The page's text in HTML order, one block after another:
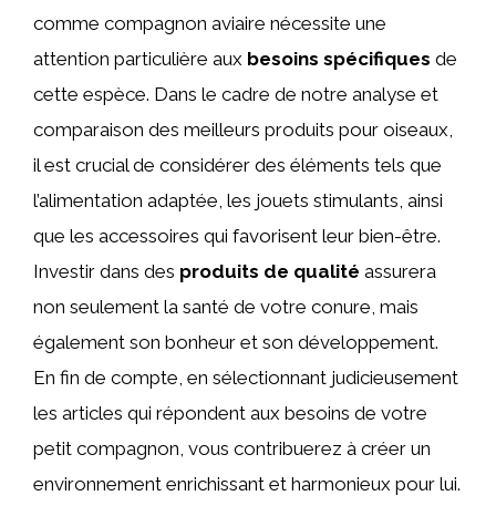
comme compagnon aviaire nécessite une
attention particulière aux besoins spécifiques de
cette espèce. Dans le cadre de notre analyse et
comparaison des meilleurs produits pour oiseaux,
il est crucial de considérer des éléments tels que
l’alimentation adaptée, les jouets stimulants, ainsi
que les accessoires qui favorisent leur bien-être.
Investir dans des produits de qualité assurera
non seulement la santé de votre conure, mais
également son bonheur et son développement.
En fin de compte, en sélectionnant judicieusement
les articles qui répondent aux besoins de votre
petit compagnon, vous contribuerez à créer un
environnement enrichissant et harmonieux pour lui.